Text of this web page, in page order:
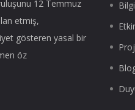
12 Temmuz
etmiş,
gösteren yasal bir
öz